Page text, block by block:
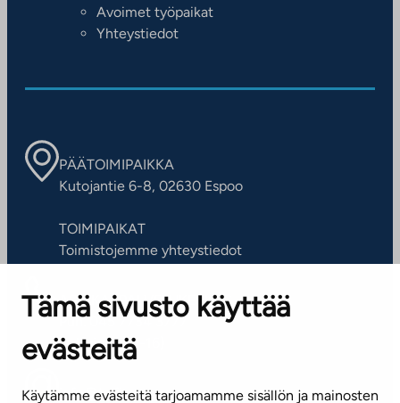
Tämä sivusto käyttää
evästeitä
Käytämme evästeitä tarjoamamme sisällön ja mainosten
Avoimet työpaikat
Yhteystiedot
PÄÄTOIMIPAIKKA
Kutojantie 6-8, 02630 Espoo
TOIMIPAIKAT
Toimistojemme yhteystiedot
ASIAKASPALVELUKESKUS
Puh. 045 7734 3777
(arkisin klo 8-16)
info@ta.fi